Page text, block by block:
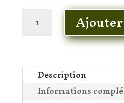
Description
Informations